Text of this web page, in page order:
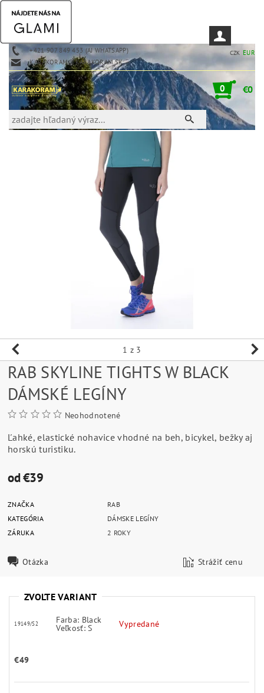
+421 907 849 453 (AJ WHATSAPP)
KARAKORAM@KARAKORAM.SK
CZK EUR
0 €0
1 z 3
RAB SKYLINE TIGHTS W BLACK
DÁMSKÉ LEGÍNY
Neohodnotené
Ľahké, elastické nohavice vhodné na beh, bicykel, bežky aj
horskú turistiku.
od €39
ZNAČKA
RAB
KATEGÓRIA
DÁMSKE LEGÍNY
ZÁRUKA
2 ROKY
Otázka Strážiť cenu
ZVOĽTE VARIANT
19149/S2 Farba: Black
Veľkosť: S Vypredané
€49